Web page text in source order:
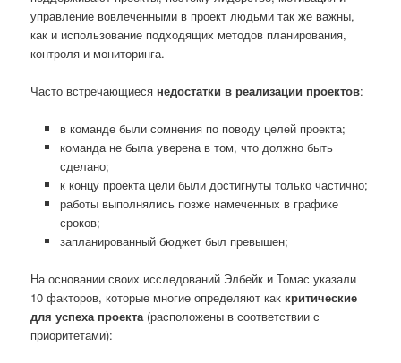
управление вовлеченными в проект людьми так же важны,
как и использование подходящих методов планирования,
контроля и мониторинга.
Часто встречающиеся недостатки в реализации проектов:
в команде были сомнения по поводу целей проекта;
команда не была уверена в том, что должно быть
сделано;
к концу проекта цели были достигнуты только частично;
работы выполнялись позже намеченных в графике
сроков;
запланированный бюджет был превышен;
На основании своих исследований Элбейк и Томас указали
10 факторов, которые многие определяют как критические
для успеха проекта (расположены в соответствии с
приоритетами):